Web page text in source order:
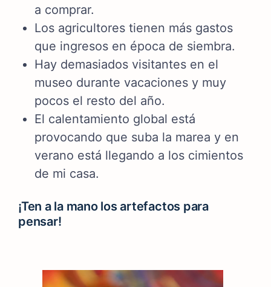
a comprar.
Los agricultores tienen más gastos
que ingresos en época de siembra.
Hay demasiados visitantes en el
museo durante vacaciones y muy
pocos el resto del año.
El calentamiento global está
provocando que suba la marea y en
verano está llegando a los cimientos
de mi casa.
¡Ten a la mano los artefactos para
pensar!